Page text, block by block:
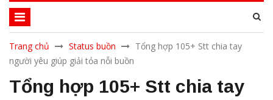
Trang chủ Status buồn
Tổng hợp 105+ Stt chia tay
người yêu giúp giải tỏa nỗi buồn
Tổng hợp 105+ Stt chia tay